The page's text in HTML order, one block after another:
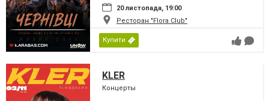
20 листопада, 19:00
Ресторан "Flora Club"
Купити
KLER
Концерты